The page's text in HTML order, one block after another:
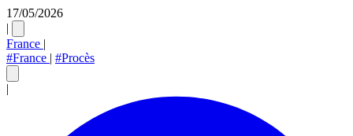
17/05/2026
|
France |
#France | #Procès
|